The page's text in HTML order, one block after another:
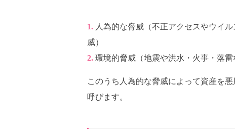
人為的な脅威（不正アクセスやウイ
威）
環境的脅威（地震や洪水・火事・落雷
このうち人為的な脅威によって資産を
呼びます。